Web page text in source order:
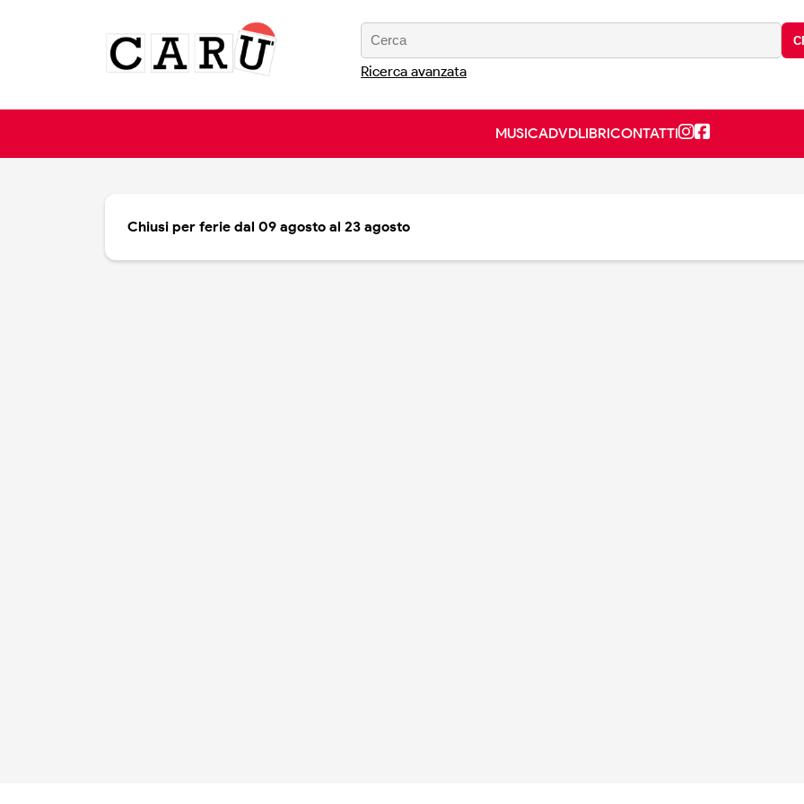
Ricerca avanzata
MUSICADVDLIBRICONTATTI
Chiusi per ferie dal 09 agosto al 23 agosto